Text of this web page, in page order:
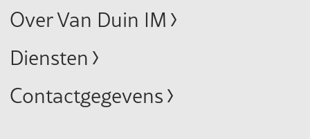
Over Van Duin IM
Diensten
Contactgegevens